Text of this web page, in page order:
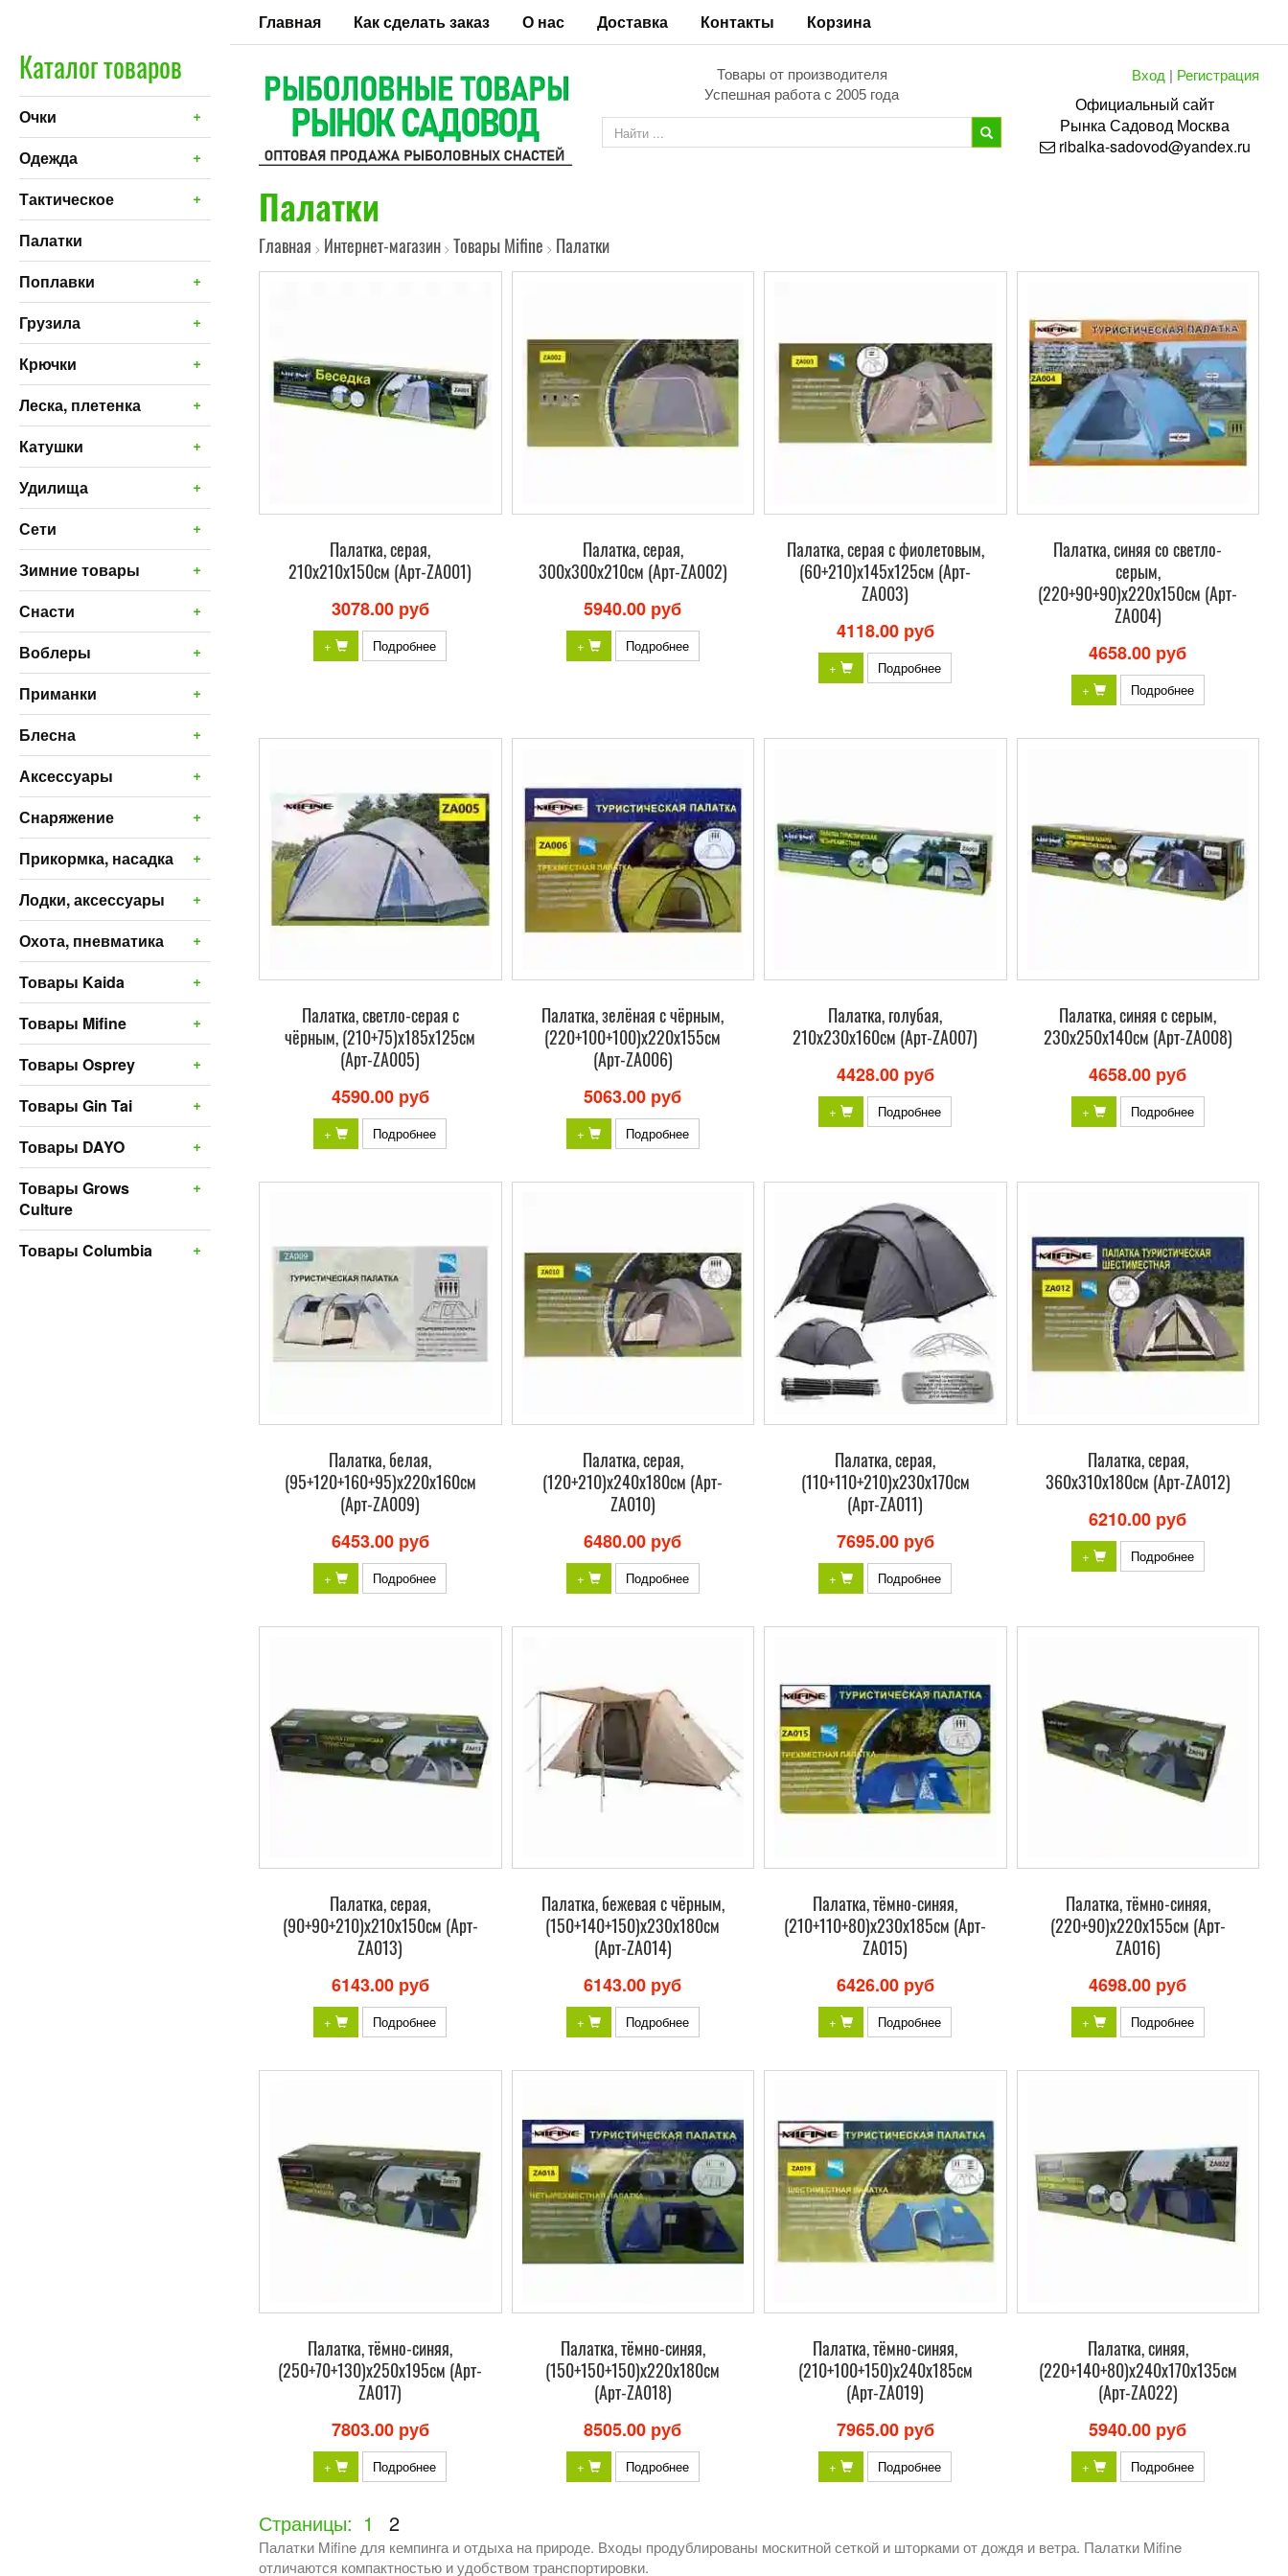
Главная Как сделать заказ О нас Доставка Контакты Корзина
Товары от производителя
Успешная работа с 2005 года
Вход | Регистрация
Официальный сайт
РынкаСадовод Москва
ribalka-sadovod@yandex.ru
Каталог товаров
+
Очки
+
Одежда
+
Тактическое
Палатки
+
Поплавки
+
Грузила
+
Крючки
+
Леска, плетенка
+
Катушки
+
Удилища
+
Сети
+
Зимние товары
+
Снасти
+
Воблеры
+
Приманки
+
Блесна
+
Аксессуары
+
Снаряжение
+
Прикормка, насадка
+
Лодки, аксессуары
+
Охота, пневматика
+
Товары Kaida
+
Товары Mifine
+
Товары Osprey
+
Товары Gin Tai
+
Товары DAYO
+
Товары Grows
Culture
+
Товары Columbia
Палатки
Главная > Интернет-магазин > Товары Mifine > Палатки
Палатка, серая,
210х210х150см (Арт-ZA001)
3078.00 руб
+ Подробнее
Палатка, серая,
300х300х210см (Арт-ZA002)
5940.00 руб
+ Подробнее
Палатка, серая с фиолетовым,
(60+210)х145х125см (Арт-
ZA003)
4118.00 руб
+ Подробнее
Палатка, синяя со светло-
серым,
(220+90+90)х220х150см (Арт-
ZA004)
4658.00 руб
+ Подробнее
Палатка, светло-серая с
чёрным, (210+75)х185х125см
(Арт-ZA005)
4590.00 руб
+ Подробнее
Палатка, зелёная с чёрным,
(220+100+100)х220х155см
(Арт-ZA006)
5063.00 руб
+ Подробнее
Палатка, голубая,
210х230х160см (Арт-ZA007)
4428.00 руб
+ Подробнее
Палатка, синяя с серым,
230х250х140см (Арт-ZA008)
4658.00 руб
+ Подробнее
Палатка, белая,
(95+120+160+95)х220х160см
(Арт-ZA009)
6453.00 руб
+ Подробнее
Палатка, серая,
(120+210)х240х180см (Арт-
ZA010)
6480.00 руб
+ Подробнее
Палатка, серая,
(110+110+210)х230х170см
(Арт-ZA011)
7695.00 руб
+ Подробнее
Палатка, серая,
360х310х180см (Арт-ZA012)
6210.00 руб
+ Подробнее
Палатка, серая,
(90+90+210)х210х150см (Арт-
ZA013)
6143.00 руб
+ Подробнее
Палатка, бежевая с чёрным,
(150+140+150)х230х180см
(Арт-ZA014)
6143.00 руб
+ Подробнее
Палатка, тёмно-синяя,
(210+110+80)х230х185см (Арт-
ZA015)
6426.00 руб
+ Подробнее
Палатка, тёмно-синяя,
(220+90)х220х155см (Арт-
ZA016)
4698.00 руб
+ Подробнее
Палатка, тёмно-синяя,
(250+70+130)х250х195см (Арт-
ZA017)
7803.00 руб
+ Подробнее
Палатка, тёмно-синяя,
(150+150+150)х220х180см
(Арт-ZA018)
8505.00 руб
+ Подробнее
Палатка, тёмно-синяя,
(210+100+150)х240х185см
(Арт-ZA019)
7965.00 руб
+ Подробнее
Палатка, синяя,
(220+140+80)х240х170х135см
(Арт-ZA022)
5940.00 руб
+ Подробнее
Страницы: 1 2
Палатки Mifine для кемпинга и отдыха на природе. Входы продублированы москитной сеткой и шторками от дождя и ветра. Палатки Mifine
отличаются компактностью и удобством транспортировки.